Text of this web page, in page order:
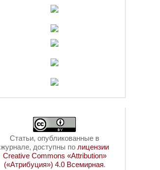
Статьи, опубликованные в
журнале, доступны по лицензии
Creative Commons «Attribution»
(«Атрибуция») 4.0 Всемирная.